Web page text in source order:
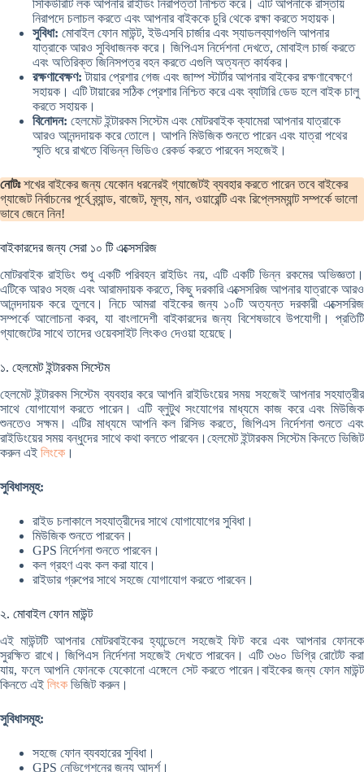
সিকিউরিটি লক আপনার রাইডিং নিরাপত্তা নিশ্চিত করে। এটি আপনাকে রাস্তায়
নিরাপদে চলাচল করতে এবং আপনার বাইককে চুরি থেকে রক্ষা করতে সহায়ক।
সুবিধা: মোবাইল ফোন মাউন্ট, ইউএসবি চার্জার এবং স্যাডলব্যাগগুলি আপনার
যাত্রাকে আরও সুবিধাজনক করে। জিপিএস নির্দেশনা দেখতে, মোবাইল চার্জ করতে
এবং অতিরিক্ত জিনিসপত্র বহন করতে এগুলি অত্যন্ত কার্যকর।
রক্ষণাবেক্ষণ: টায়ার প্রেশার গেজ এবং জাম্প স্টার্টার আপনার বাইকের রক্ষণাবেক্ষণে
সহায়ক। এটি টায়ারের সঠিক প্রেশার নিশ্চিত করে এবং ব্যাটারি ডেড হলে বাইক চালু
করতে সহায়ক।
বিনোদন: হেলমেট ইন্টারকম সিস্টেম এবং মোটরবাইক ক্যামেরা আপনার যাত্রাকে
আরও আনন্দদায়ক করে তোলে। আপনি মিউজিক শুনতে পারেন এবং যাত্রা পথের
স্মৃতি ধরে রাখতে বিভিন্ন ভিডিও রেকর্ড করতে পারবেন সহজেই।
নোটঃশখের বাইকের জন্য যেকোন ধরনেরই গ্যাজেটই ব্যবহার করতে পারেন তবে বাইকের
গ্যাজেট নির্বাচনের পূর্বে ব্র্যান্ড, বাজেট, মূল্য, মান, ওয়ারেন্টি এবং রিপ্লেসম্যান্ট সম্পর্কে ভালো
ভাবে জেনে নিন!
বাইকারদের জন্য সেরা ১০ টি এক্সেসরিজ
মোটরবাইক রাইডিং শুধু একটি পরিবহন রাইডিং নয়, এটি একটি ভিন্ন রকমের অভিজ্ঞতা।
এটিকে আরও সহজ এবং আরামদায়ক করতে, কিছু দরকারি এক্সেসরিজ আপনার যাত্রাকে আরও
আনন্দদায়ক করে তুলবে। নিচে আমরা বাইকের জন্য ১০টি অত্যন্ত দরকারী এক্সেসরিজ
সম্পর্কে আলোচনা করব, যা বাংলাদেশী বাইকারদের জন্য বিশেষভাবে উপযোগী। প্রতিটি
গ্যাজেটের সাথে তাদের ওয়েবসাইট লিংকও দেওয়া হয়েছে।
১. হেলমেট ইন্টারকম সিস্টেম
হেলমেট ইন্টারকম সিস্টেম ব্যবহার করে আপনি রাইডিংয়ের সময় সহজেই আপনার সহযাত্রীর
সাথে যোগাযোগ করতে পারেন। এটি ব্লুটুথ সংযোগের মাধ্যমে কাজ করে এবং মিউজিক
শুনতেও সক্ষম। এটির মাধ্যমে আপনি কল রিসিভ করতে, জিপিএস নির্দেশনা শুনতে এবং
রাইডিংয়ের সময় বন্ধুদের সাথে কথা বলতে পারবেন।হেলমেট ইন্টারকম সিস্টেম কিনতে ভিজিট
করুন এই লিংকে ।
সুবিধাসমূহ:
রাইড চলাকালে সহযাত্রীদের সাথে যোগাযোগের সুবিধা।
মিউজিক শুনতে পারবেন।
GPS নির্দেশনা শুনতে পারবেন।
কল গ্রহণ এবং কল করা যাবে।
রাইডার গ্রুপের সাথে সহজে যোগাযোগ করতে পারবেন।
২. মোবাইল ফোন মাউন্ট
এই মাউন্টটি আপনার মোটরবাইকের হ্যান্ডেলে সহজেই ফিট করে এবং আপনার ফোনকে
সুরক্ষিত রাখে। জিপিএস নির্দেশনা সহজেই দেখতে পারবেন। এটি ৩৬০ ডিগ্রি রোটেট করা
যায়, ফলে আপনি ফোনকে যেকোনো এঙ্গেলে সেট করতে পারেন।বাইকের জন্য ফোন মাউন্ট
কিনতে এই লিংক ভিজিট করুন।
সুবিধাসমূহ:
সহজে ফোন ব্যবহারের সুবিধা।
GPS নেভিগেশনের জন্য আদর্শ।